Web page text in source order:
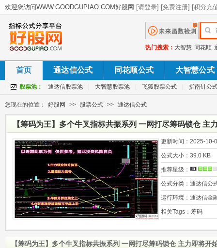
热门搜索： 大智慧 同花顺
首页 通达信公式 同花顺公式 大智慧公式
股票池： 通达信股票池 大智慧股票池 飞狐股票公式 指南针公
您现在的位置： 好股网 >> 股票公式 >> 通达信公式
【筹码为王】多个牛叉指标共振系列 一网打尽筹码锁仓 主
图/选股
更新时间： 2025-10-
公式大小： 39.0 KB
推荐星级：
公式分类： 通达信公
运行环境： 通达信金
相关Tags： 筹码
【筹码为王】多个牛叉指标共振系列 一网打尽筹码锁仓 主力即将开